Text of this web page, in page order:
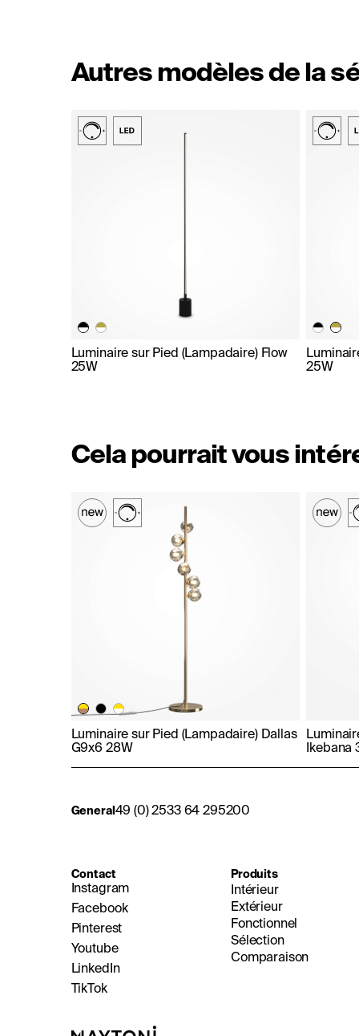
Autres modèles de la
Luminaire sur Pied (Lampadaire) Flow
25W
25W
Cela pourrait vous
Luminaire sur Pied (Lampadaire) Dallas
G9x6 28W
Ikebana
General 49 (0) 2533 64 295200
Contact
Instagram
Facebook
Pinterest
Youtube
LinkedIn
TikTok
Produits
Intérieur
Extérieur
Fonctionnel
Sélection
Comparaison